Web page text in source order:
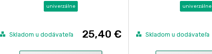
univerzálne
Skladom u dodávateľa 25,40 €
univerzálne
Skladom u dodávateľa